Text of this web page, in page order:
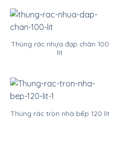
Thùng rác nhựa đạp chân 100
lít
Thùng rác tròn nhà bếp 120 lít